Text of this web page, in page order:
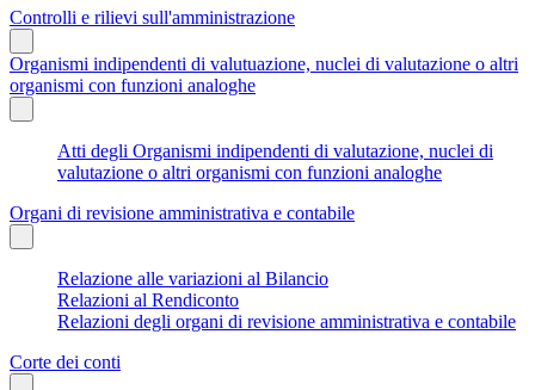
Controlli e rilievi sull'amministrazione
Organismi indipendenti di valutuazione, nuclei di valutazione o altri
organismi con funzioni analoghe
Atti degli Organismi indipendenti di valutazione, nuclei di
valutazione o altri organismi con funzioni analoghe
Organi di revisione amministrativa e contabile
Relazione alle variazioni al Bilancio
Relazioni al Rendiconto
Relazioni degli organi di revisione amministrativa e contabile
Corte dei conti